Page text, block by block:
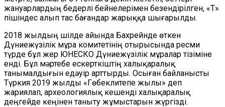
жануарлардың бедерлі бейнелерімен безендірілген, «Т»
пішіндес алып тас бағандар жарыққа шығарылды.
2018 жылдың шілде айында Бахрейнде өткен
Дүниежүзілік мұра комитетінің отырысында ресми
түрде бұл жер ЮНЕСКО Дүниежүзілік мұралар тізіміне
енді. Бұл мәртебе ескерткіштің халықаралық
танымалдығын едәуір арттырды. Осыған байланысты
Түркия 2019 жылды «Гөбеклитепе жылы» деп
жариялап, археологиялық кешенді халықаралық
деңгейде кеңінен таныту жұмыстарын жүргізді.